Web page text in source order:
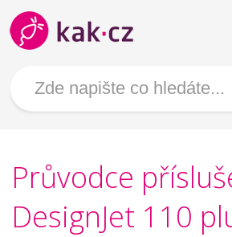
Průvodce
DesignJet 110